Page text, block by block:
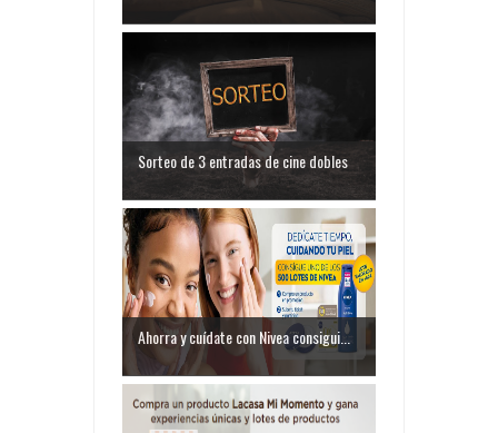
Sorteo de 3 entradas de cine dobles
Ahorra y cuídate con Nivea consigui...